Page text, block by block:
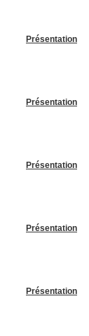
Présentation
Présentation
Présentation
Présentation
Présentation